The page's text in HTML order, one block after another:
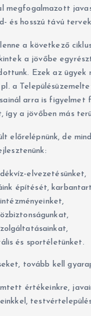
megfogalmazott
és hosszú távú
a következő
a jövőbe
Ezek az
a
arra is
a jövőben más
előrelépnünk, de
elvezetésünket,
építését,
intézményeinket,
és sportéletünket.
tovább kell
értékeinkre,